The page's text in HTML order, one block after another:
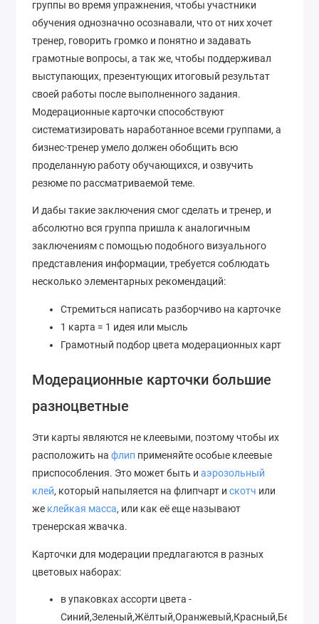
группы во время упражнения, чтобы участники
обучения однозначно осознавали, что от них хочет
тренер, говорить громко и понятно и задавать
грамотные вопросы, а так же, чтобы поддерживал
выступающих, презентующих итоговый результат
своей работы после выполненного задания.
Модерационные карточки способствуют
систематизировать наработанное всеми группами, а
бизнес-тренер умело должен обобщить всю
проделанную работу обучающихся, и озвучить
резюме по рассматриваемой теме.
И дабы такие заключения смог сделать и тренер, и
абсолютно вся группа пришла к аналогичным
заключениям с помощью подобного визуального
представления информации, требуется соблюдать
несколько элементарных рекомендаций:
Стремиться написать разборчиво на карточке
1 карта = 1 идея или мысль
Грамотный подбор цвета модерационных карт
Модерационные карточки большие
разноцветные
Эти карты являются не клеевыми, поэтому чтобы их
расположить на флип применяйте особые клеевые
приспособления. Это может быть и аэрозольный
клей, который напыляется на флипчарт и скотч или
же клейкая масса, или как её еще называют
тренерская жвачка.
Карточки для модерации предлагаются в разных
цветовых наборах:
в упаковках ассорти цвета -
Синий,Зеленый,Жёлтый,Оранжевый,Красный,Белый